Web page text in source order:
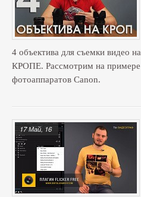
4 объектива для съемки видео на
КРОПЕ. Рассмотрим на примере
фотоаппаратов Canon.
17 Май, 16